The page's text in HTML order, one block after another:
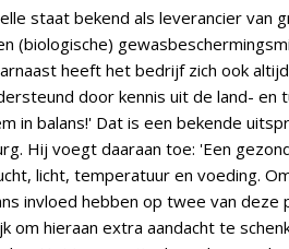
staat bekend als leverancier
(biologische)
heeft het bedrijf zich ook
door kennis uit de land- en
in balans!' Dat is een bekende
Hij voegt daaraan toe: 'Een
licht, temperatuur en voeding.
invloed hebben op twee van
om hieraan extra aandacht te